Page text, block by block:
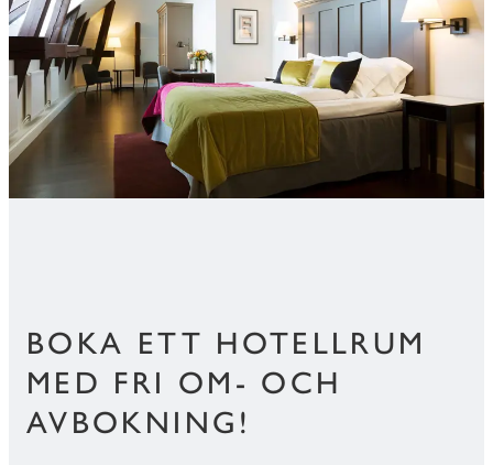
BOKA ETT HOTELLRUM
MED FRI OM- OCH
AVBOKNING!